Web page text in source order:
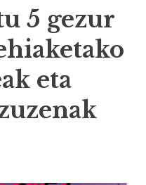
5 gezur
eta